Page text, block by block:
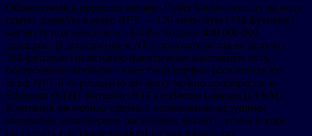
Объявленная в прошлом месяце, Cyber Yachts спустит на воду
самую дорогую в мире NFT — 120-метровую (394-футовую)
мегаяхту под названием «Indah» по цене 400 000 000
долларов. В дополнение к NFT покупатели также получат
394-футовую гигантскую идентичную настоящую яхту,
построенную всемирно известной верфью роскошных яхт.
Indah NFT и ее реальную мегаяхту можно приобрести за
Ethereum (ETH), биткойн (BTC) и Bitcoin Latinum (LTNM).
Компания заключила сделки с несколькими ведущими
мировыми дизайнерами роскошных мегаяхт, чтобы вскоре
выпустить еще более необычные коллекции яхт.